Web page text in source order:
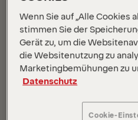
Technische Daten
Wenn Sie auf „Alle Cookies
stimmen Sie der
Gerät zu, um die
die Websitenutzung zu
Marketingbemühungen zu
Datenschutz
Cookie-